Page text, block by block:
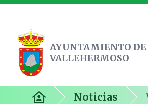
Ayuntamiento de Vallehermoso
AYUNTAMIENTO DE
VALLEHERMOSO
Inicio Noticias